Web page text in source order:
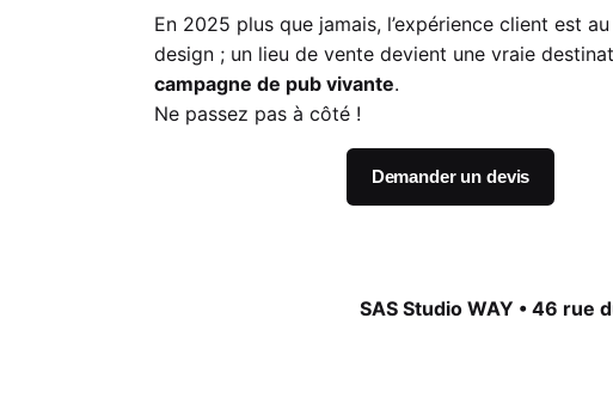
En 2025 plus que jamais, l’expérience client est
design ; un lieu de vente devient une vraie
campagne de pub vivante.
Ne passez pas à côté !
Demander un devis
SAS Studio WAY • 46 rue